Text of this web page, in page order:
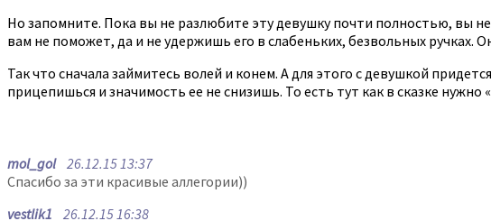
Но запомните. Пока вы не разлюбите эту девушку почти полностью, вы
вам не поможет, да и не удержишь его в слабеньких, безвольных ручках.
Так что сначала займитесь волей и конем. А для этого с девушкой
прицепишься и значимость ее не снизишь. То есть тут как в сказке
mol_gol26.12.15 13:37
Спасибо за эти красивые аллегории))
vestlik1 26.12.15 16:38